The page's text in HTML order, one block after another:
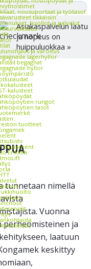
nousuportaat ja työtasot
tikkaisiin
huollot ja palvelut
ja varoitus
lagerhyllor
begagnat
hyllor
kalusteet
rungot
tasot
tuotteet
Equipment
Erikkilä
Asiakaspalvelun laatu
ja nopeus on
huippuluokkaa »
tunnetaan nimellä
Vuonna
perheomisteinen ja
laatuun
keskittyy